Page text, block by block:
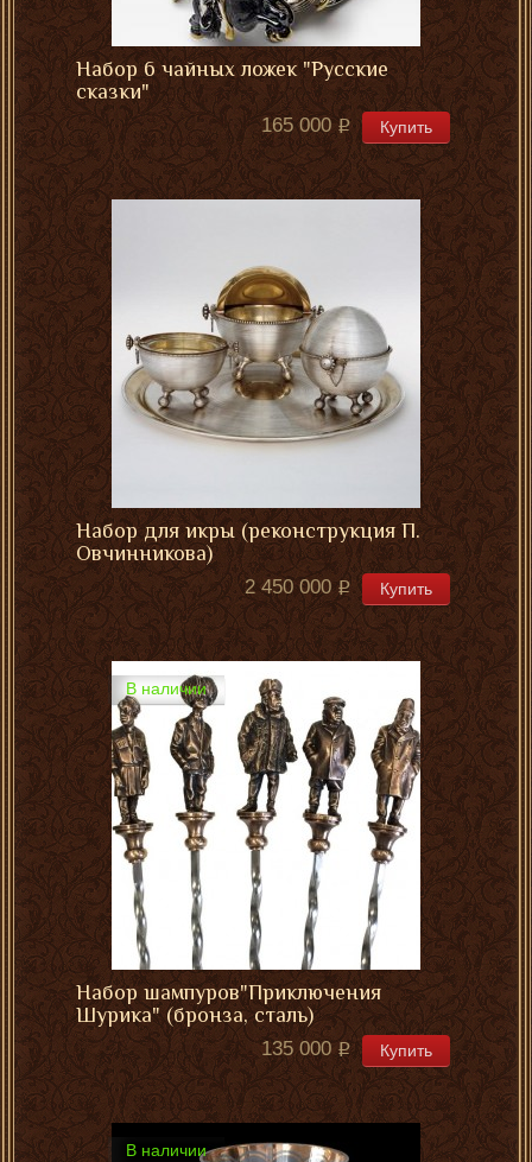
Набор 6 чайных ложек "Русские
сказки"
165 000 Купить
Набор для икры (реконструкция П.
Овчинникова)
2 450 000 Купить
В наличии
Набор шампуров"Приключения
Шурика" (бронза, сталь)
135 000 Купить
В наличии